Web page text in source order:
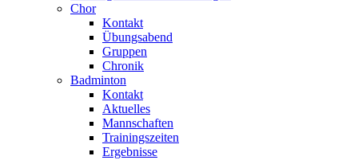
Chor
Kontakt
Übungsabend
Gruppen
Chronik
Badminton
Kontakt
Aktuelles
Mannschaften
Trainingszeiten
Ergebnisse